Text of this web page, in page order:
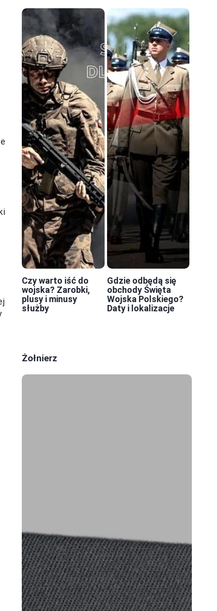
Czy warto iść do
wojska? Zarobki,
plusy i minusy
służby
Gdzie odbędą się
obchody Święta
Wojska Polskiego?
Daty i lokalizacje
Żołnierz